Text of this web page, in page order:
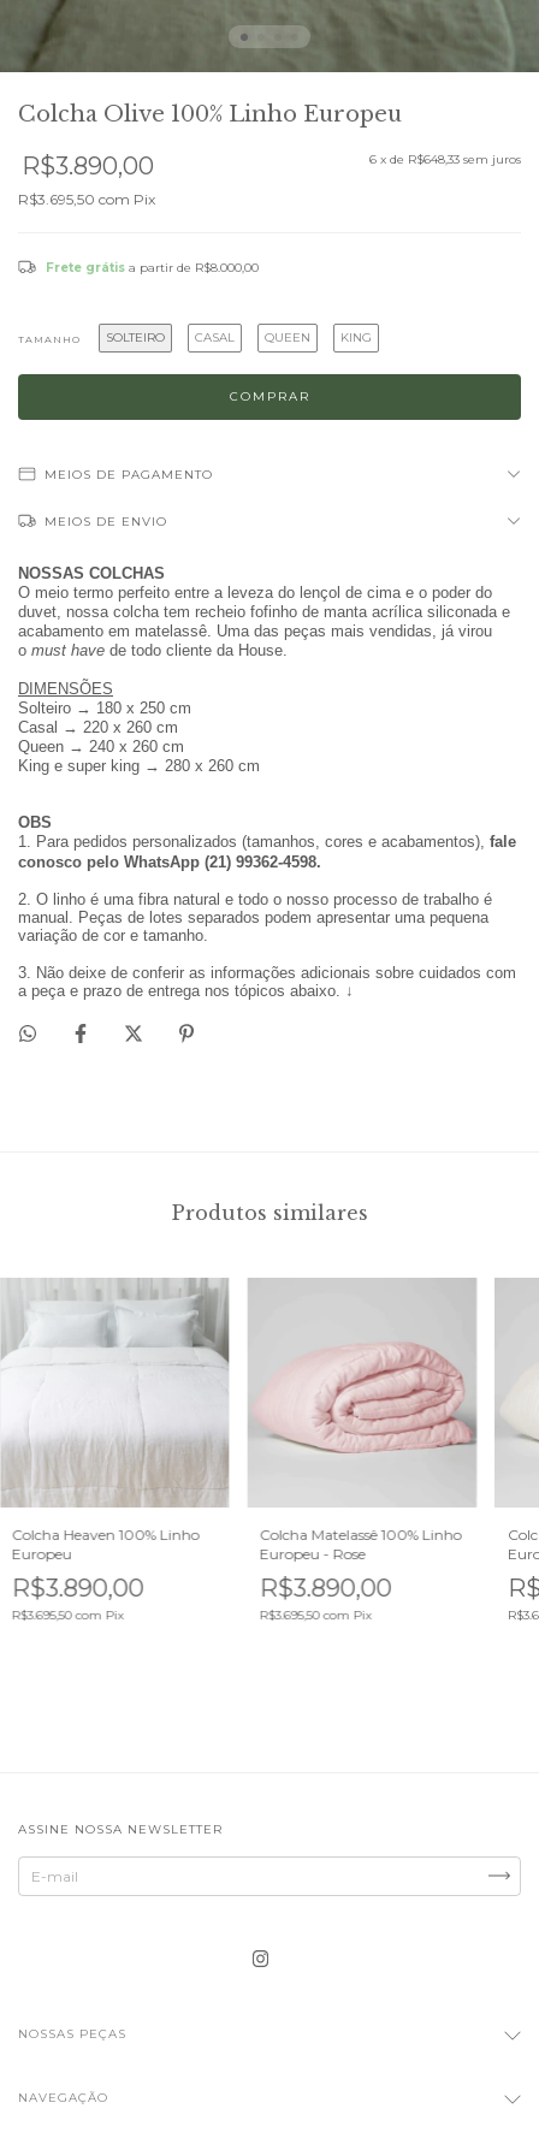
Colcha Olive 100% Linho Europeu
R$3.890,00 6 x de R$648,33 sem juros
R$3.695,50 com Pix
Frete grátis a partir de R$8.000,00
TAMANHO SOLTEIRO CASAL QUEEN KING
MEIOS DE PAGAMENTO
MEIOS DE ENVIO
NOSSAS COLCHAS
O meio termo perfeito entre a leveza do lençol de cima e o poder do
duvet, nossa colcha tem recheio fofinho de manta acrílica siliconada e
acabamento em matelassê. Uma das peças mais vendidas, já virou
o must have de todo cliente da House.
DIMENSÕES
Solteiro → 180 x 250 cm
Casal → 220 x 260 cm
Queen → 240 x 260 cm
King e super king → 280 x 260 cm
OBS
1. Para pedidos personalizados (tamanhos, cores e acabamentos), fale
conosco pelo WhatsApp (21) 99362-4598.
2. O linho é uma fibra natural e todo o nosso processo de trabalho é
manual. Peças de lotes separados podem apresentar uma pequena
variação de cor e tamanho.
3. Não deixe de conferir as informações adicionais sobre cuidados com
a peça e prazo de entrega nos tópicos abaixo. ↓
Produtos similares
Colcha Heaven 100% Linho
Europeu
R$3.890,00
R$3.695,50com Pix
Colcha Matelassê 100% Linho
Europeu - Rose
R$3.890,00
R$3.695,50com Pix
ASSINE NOSSA NEWSLETTER
NOSSAS PEÇAS
NAVEGAÇÃO